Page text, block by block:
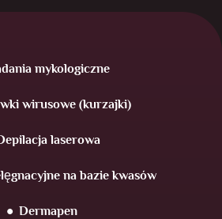
mykologiczne
wirusowe (kurzajki)
laserowa
na bazie kwasów
Dermapen